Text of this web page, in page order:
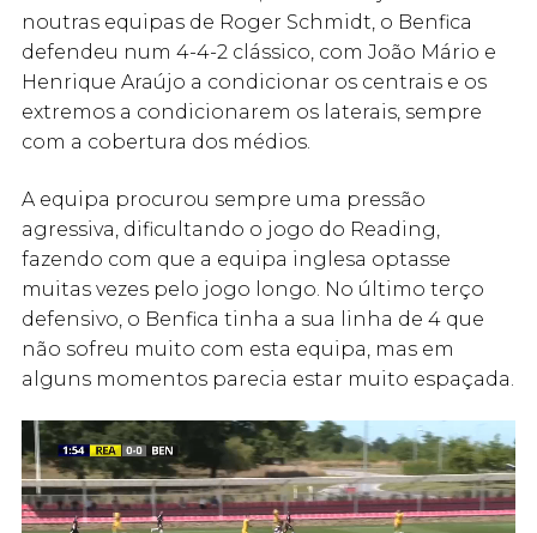
noutras equipas de Roger Schmidt, o Benfica
defendeu num 4-4-2 clássico, com João Mário e
Henrique Araújo a condicionar os centrais e os
extremos a condicionarem os laterais, sempre
com a cobertura dos médios.
A equipa procurou sempre uma pressão
agressiva, dificultando o jogo do Reading,
fazendo com que a equipa inglesa optasse
muitas vezes pelo jogo longo. No último terço
defensivo, o Benfica tinha a sua linha de 4 que
não sofreu muito com esta equipa, mas em
alguns momentos parecia estar muito espaçada.